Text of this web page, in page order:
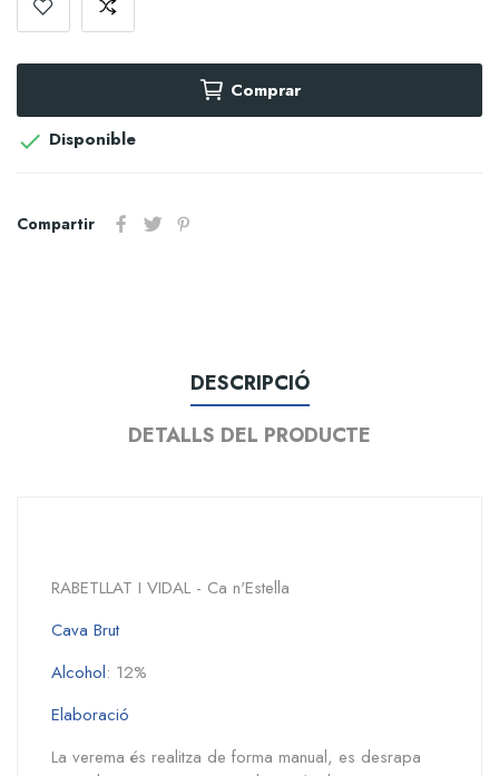
Comprar
 Disponible
Compartir
DESCRIPCIÓ
DETALLS DEL PRODUCTE
RABETLLAT I VIDAL - Ca n'Estella
Cava Brut
Alcohol: 12%
Elaboració
La verema és realitza de forma manual, es desrapa